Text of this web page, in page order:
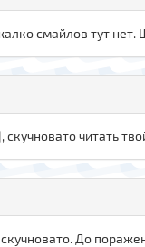
смайлов тут нет.
скучновато читать
скучновато. До